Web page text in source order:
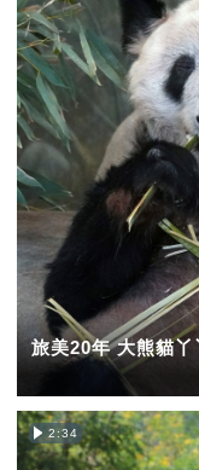
旅美20年 大熊貓
2:34